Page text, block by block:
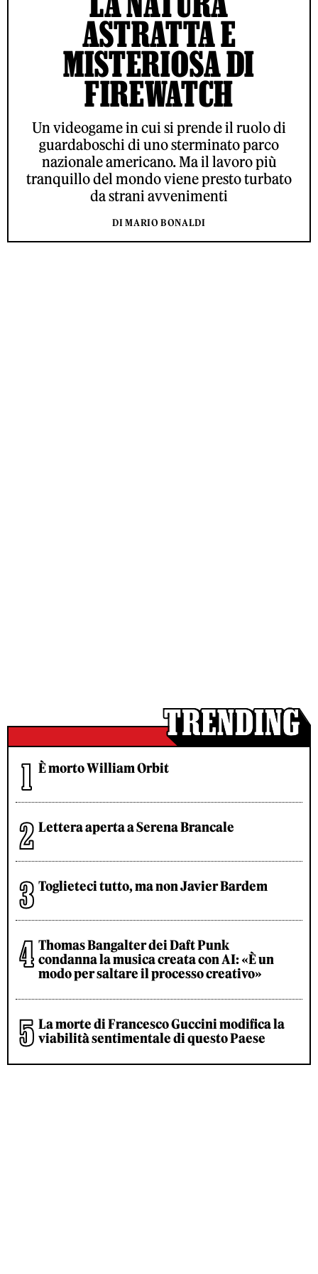
ASTRATTA E
MISTERIOSA DI
FIREWATCH
Un videogame in cui si prende il ruolo di
guardaboschi di uno sterminato parco
nazionale americano. Ma il lavoro più
tranquillo del mondo viene presto turbato
da strani avvenimenti
DI MARIO BONALDI
È morto William Orbit
Lettera aperta a Serena Brancale
Toglieteci tutto, ma non Javier Bardem
Thomas Bangalter dei Daft Punk
condanna la musica creata con AI: «È un
modo per saltare il processo creativo»
La morte di Francesco Guccini modifica la
viabilità sentimentale di questo Paese